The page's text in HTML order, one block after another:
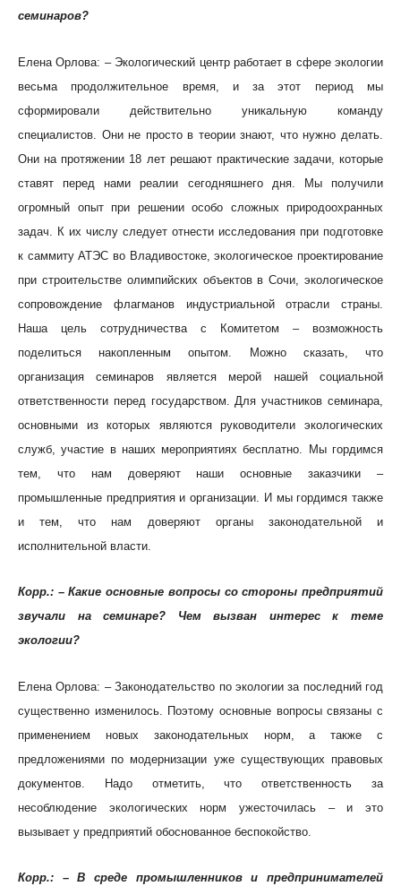
семинаров?
Елена Орлова: – Экологический центр работает в сфере экологии
весьма продолжительное время, и за этот период мы
сформировали действительно уникальную команду
специалистов. Они не просто в теории знают, что нужно делать.
Они на протяжении 18 лет решают практические задачи, которые
ставят перед нами реалии сегодняшнего дня. Мы получили
огромный опыт при решении особо сложных природоохранных
задач. К их числу следует отнести исследования при подготовке
к саммиту АТЭС во Владивостоке, экологическое проектирование
при строительстве олимпийских объектов в Сочи, экологическое
сопровождение флагманов индустриальной отрасли страны.
Наша цель сотрудничества с Комитетом – возможность
поделиться накопленным опытом. Можно сказать, что
организация семинаров является мерой нашей социальной
ответственности перед государством. Для участников семинара,
основными из которых являются руководители экологических
служб, участие в наших мероприятиях бесплатно. Мы гордимся
тем, что нам доверяют наши основные заказчики –
промышленные предприятия и организации. И мы гордимся также
и тем, что нам доверяют органы законодательной и
исполнительной власти.
Корр.: – Какие основные вопросы со стороны предприятий
звучали на семинаре? Чем вызван интерес к теме
экологии?
Елена Орлова: – Законодательство по экологии за последний год
существенно изменилось. Поэтому основные вопросы связаны с
применением новых законодательных норм, а также с
предложениями по модернизации уже существующих правовых
документов. Надо отметить, что ответственность за
несоблюдение экологических норм ужесточилась – и это
вызывает у предприятий обоснованное беспокойство.
Корр.: – В среде промышленников и предпринимателей